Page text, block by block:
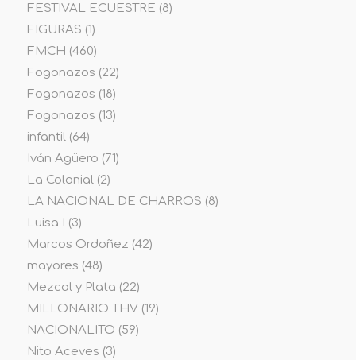
FESTIVAL ECUESTRE (8)
FIGURAS (1)
FMCH (460)
Fogonazos (22)
Fogonazos (18)
Fogonazos (13)
infantil(64)
Iván Agüero (71)
La Colonial(2)
LA NACIONAL DE CHARROS (8)
Luisa I
(3)
Marcos Ordoñez (42)
mayores (48)
Mezcal y Plata (22)
MILLONARIO THV(19)
NACIONALITO (59)
Nito Aceves (3)